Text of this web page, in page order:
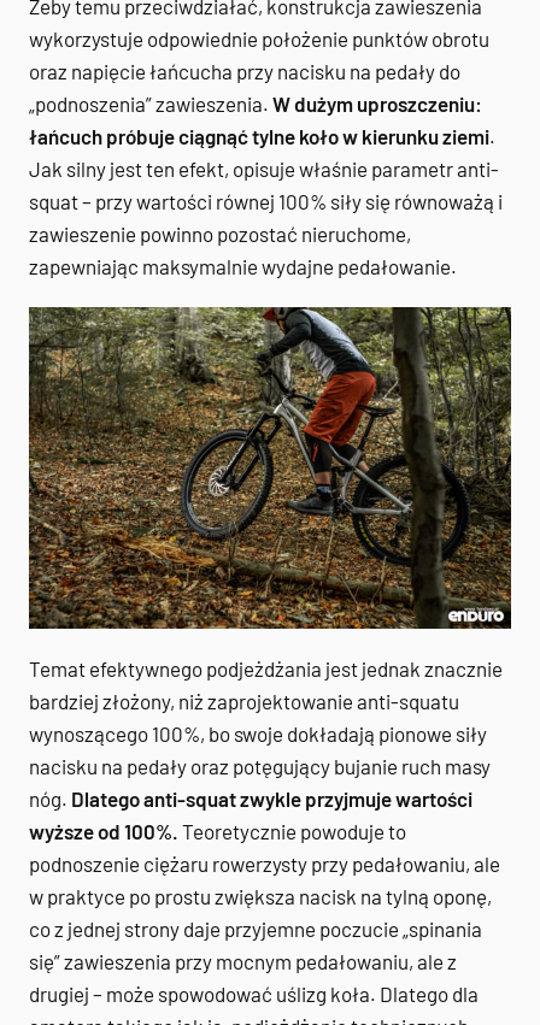
Żeby temu przeciwdziałać, konstrukcja zawieszenia
wykorzystuje odpowiednie położenie punktów obrotu
oraz napięcie łańcucha przy nacisku na pedały do
„podnoszenia” zawieszenia. W dużym uproszczeniu:
łańcuch próbuje ciągnąć tylne koło w kierunku ziemi.
Jak silny jest ten efekt, opisuje właśnie parametr anti-
squat – przy wartości równej 100% siły się równoważą i
zawieszenie powinno pozostać nieruchome,
zapewniając maksymalnie wydajne pedałowanie.
Temat efektywnego podjeżdżania jest jednak znacznie
bardziej złożony, niż zaprojektowanie anti-squatu
wynoszącego 100%, bo swoje dokładają pionowe siły
nacisku na pedały oraz potęgujący bujanie ruch masy
nóg. Dlatego anti-squat zwykle przyjmuje wartości
wyższe od 100%. Teoretycznie powoduje to
podnoszenie ciężaru rowerzysty przy pedałowaniu, ale
w praktyce po prostu zwiększa nacisk na tylną oponę,
co z jednej strony daje przyjemne poczucie „spinania
się” zawieszenia przy mocnym pedałowaniu, ale z
drugiej – może spowodować uślizg koła. Dlatego dla